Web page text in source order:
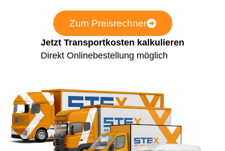
Zum Preisrechner
Jetzt Transportkosten kalkulieren
Direkt Onlinebestellung möglich